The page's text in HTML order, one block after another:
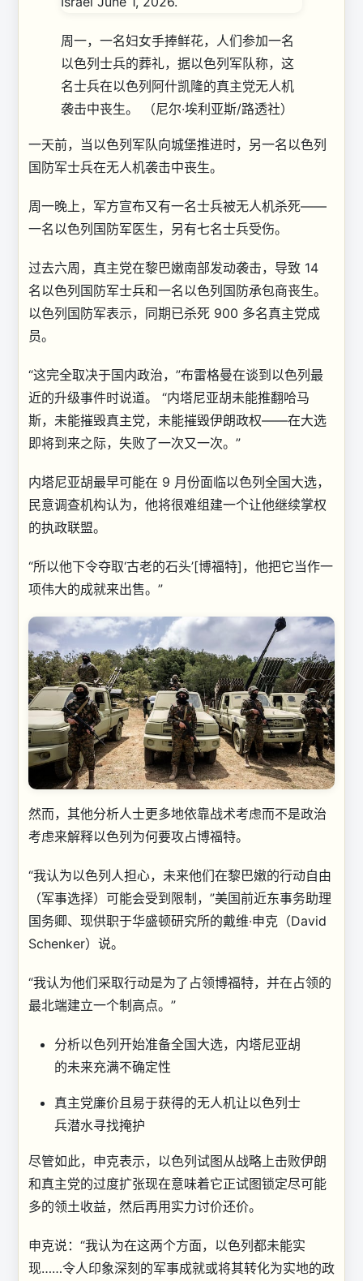
周一，一名妇女手捧鲜花，人们参加一名
以色列士兵的葬礼，据以色列军队称，这
名士兵在以色列阿什凯隆的真主党无人机
袭击中丧生。
（尼尔·埃利亚斯/路透社）
一天前，当以色列军队向城堡推进时，另一名以色列
国防军士兵在无人机袭击中丧生。
周一晚上，军方宣布又有一名士兵被无人机杀死——
一名以色列国防军医生，另有七名士兵受伤。
过去六周，真主党在黎巴嫩南部发动袭击，导致 14
名以色列国防军士兵和一名以色列国防承包商丧生。
以色列国防军表示，同期已杀死 900 多名真主党成
员。
“这完全取决于国内政治，”布雷格曼在谈到以色列最
近的升级事件时说道。 “内塔尼亚胡未能推翻哈马
斯，未能摧毁真主党，未能摧毁伊朗政权——在大选
即将到来之际，失败了一次又一次。”
内塔尼亚胡最早可能在 9 月份面临以色列全国大选，
民意调查机构认为，他将很难组建一个让他继续掌权
的执政联盟。
“所以他下令夺取‘古老的石头’[博福特]， 他把它当作一
项伟大的成就来出售。”
然而，其他分析人士更多地依靠战术考虑而不是政治
考虑来解释以色列为何要攻占博福特。
“我认为以色列人担心，未来他们在黎巴嫩的行动自由
（军事选择）可能会受到限制，”美国前近东事务助理
国务卿、现供职于华盛顿研究所的戴维·申克（David
Schenker）说。
“我认为他们采取行动是为了占领博福特，并在占领的
最北端建立一个制高点。”
分析以色列开始准备全国大选，内塔尼亚胡
的未来充满不确定性
真主党廉价且易于获得的无人机让以色列士
兵潜水寻找掩护
尽管如此，申克表示，以色列试图从战略上击败伊朗
和真主党的过度扩张现在意味着它正试图锁定尽可能
多的领土收益，然后再用实力讨价还价。
申克说：“我认为在这两个方面，以色列都未能实
现……令人印象深刻的军事成就或将其转化为实地的政